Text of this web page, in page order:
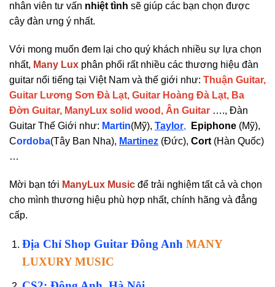
nhân viên tư vấn nhiệt tình sẽ giúp các bạn chọn được
cây đàn ưng ý nhất.
Với mong muốn đem lại cho quý khách nhiều sự lựa chọn
nhất, Many Lux phân phối rất nhiều các thương hiệu đàn
guitar nổi tiếng tại Việt Nam và thế giới như: Thuận Guitar,
Guitar Lương Sơn Đà Lạt, Guitar Hoàng Đà Lạt, Ba
Đờn Guitar, ManyLux solid wood, Ân Guitar …., Đàn
Guitar Thế Giới như: Martin(Mỹ), Taylor, Epiphone (Mỹ),
Cordoba(Tây Ban Nha), Martinez (Đức), Cort (Hàn Quốc)
…
Mời bạn tới ManyLux Music để trải nghiệm tất cả và chọn
cho mình thương hiệu phù hợp nhất, chính hãng và đẳng
cấp.
Địa Chỉ Shop Guitar Đông Anh MANY
LUXURY MUSIC